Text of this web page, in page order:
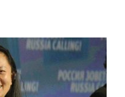
(sobre
todo
fines
de